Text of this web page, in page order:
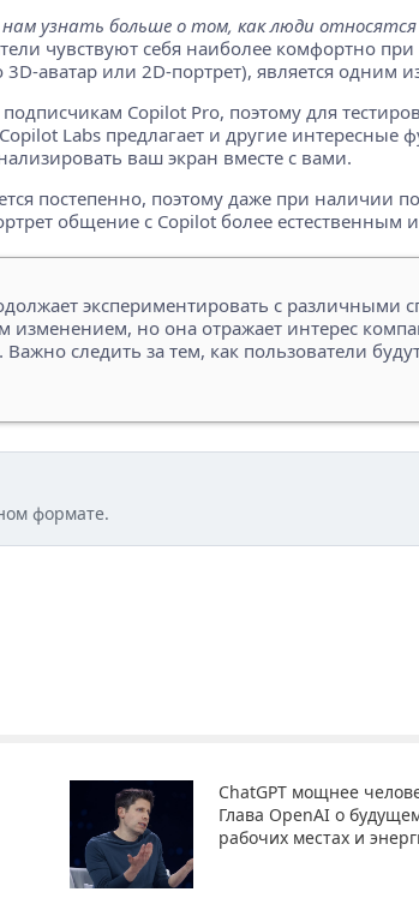
узнать больше о том, как люди относятся
чувствуют себя наиболее комфортно
аватар или 2D-портрет), является
Copilot Pro, поэтому для
Labs предлагает и другие
ваш экран вместе с вами.
постепенно, поэтому даже при наличии
общение с Copilot более естественным
экспериментировать с различными
изменением, но она отражает интерес
следить за тем, как пользователи
формате.
ChatGPT мощнее
Глава OpenAI о
рабочих местах и